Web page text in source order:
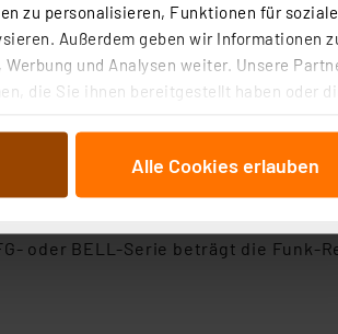
zu personalisieren, Funktionen für soziale
Außerdem geben wir Informationen
und Analysen weiter. Unsere
die Sie ihnen bereitgestellt haben oder
Verarbeitungszwecke (Art. 6
Zweck und Anbieter ist durch Klick auf
unter dem Link „Cookie Einstellungen“
und Weiterverarbeitung dieser Daten zur
Alle Cookies erlauben
und können hiermit erweitert
bei der Verwendung von BELL-
oder BELL-Serie beträgt die Funk-